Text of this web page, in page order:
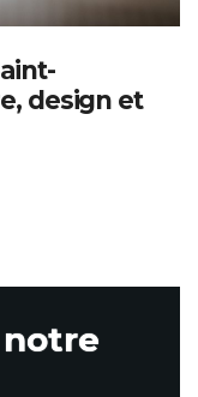
design et
notre